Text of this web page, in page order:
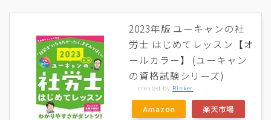
2023年版 ユーキャンの社
労士 はじめてレッスン【オ
ールカラー】 (ユーキャン
の資格試験シリーズ)
created by Rinker
Amazon
楽天市場